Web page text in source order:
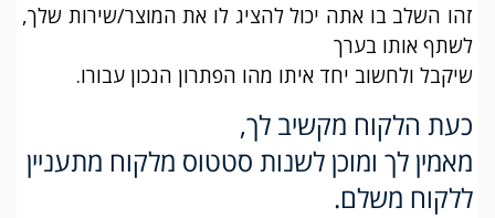
זהו השלב בו אתה יכול להציג לו את המוצר/שירות שלך,
לשתף אותו בערך
שיקבל ולחשוב יחד איתו מהו הפתרון הנכון עבורו.
כעת הלקוח מקשיב לך,
מאמין לך ומוכן לשנות סטטוס מלקוח מתעניין
ללקוח משלם.